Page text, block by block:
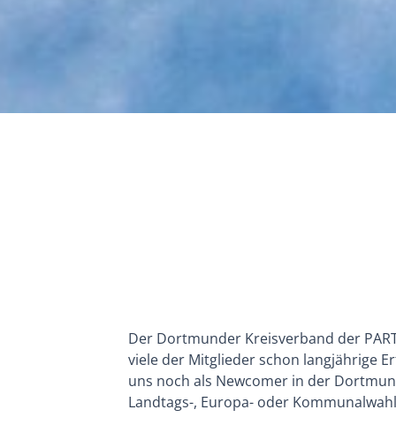
Der Dortmunder Kreisverband der
viele der Mitglieder schon langjährige
uns noch als Newcomer in der
Landtags-, Europa- oder